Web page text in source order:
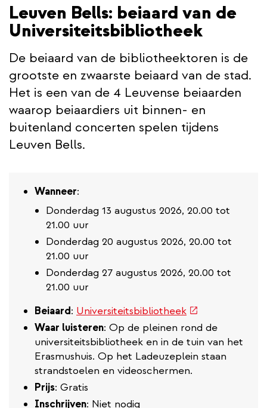
Leuven Bells: beiaard van de
Universiteitsbibliotheek
De beiaard van de bibliotheektoren is de
grootste en zwaarste beiaard van de stad.
Het is een van de 4 Leuvense beiaarden
waarop beiaardiers uit binnen- en
buitenland concerten spelen tijdens
Leuven Bells.
Wanneer:
Donderdag 13 augustus 2026, 20.00 tot
21.00 uur
Donderdag 20 augustus 2026, 20.00 tot
21.00 uur
Donderdag 27 augustus 2026, 20.00 tot
21.00 uur
Beiaard: Universiteitsbibliotheek(externe
link)
Waar luisteren: Op de pleinen rond de
universiteitsbibliotheek en in de tuin van het
Erasmushuis. Op het Ladeuzeplein staan
strandstoelen en videoschermen.
Prijs: Gratis
Inschrijven: Niet nodig